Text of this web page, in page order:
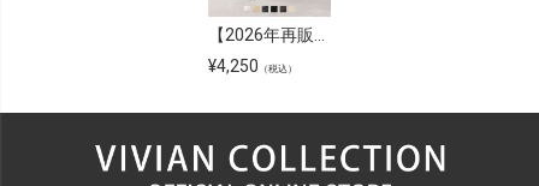
【2026年再販】スクエアトゥプレートヒールストレッチショートブーツ
¥4,250 （税込）